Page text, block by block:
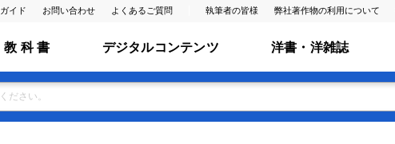
イド お問い合わせ よくあるご質問 執筆者の皆様 弊社著作物の利用について
教 科 書 デジタルコンテンツ 洋書・洋雑誌